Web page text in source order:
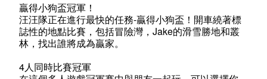
贏得小狗盃冠軍！
汪汪隊正在進行最快的任務-贏得小狗盃！開車繞著標
誌性的地點比賽，包括冒險灣，Jake的滑雪勝地和叢
林，找出誰將成為贏家。
4人同時比賽冠軍